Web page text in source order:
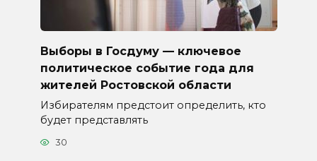
Выборы в Госдуму — ключевое
политическое событие года для
жителей Ростовской области
Избирателям предстоит определить, кто
будет представлять
30